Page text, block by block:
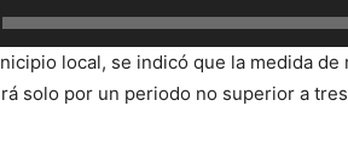
local, se indicó que la medida
solo por un periodo no superior a